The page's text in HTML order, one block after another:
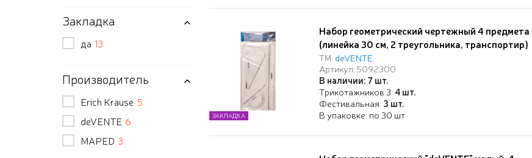
Закладка
да 13
Производитель
Erich Krause 5
deVENTE 6
MAPED 3
Набор геометрический чертежный 4 предмета
(линейка 30 см, 2 треугольника, транспортир)
прозрачный, в пластиковом блистере
ТМ: deVENTE
Артикул: 5092300
В наличии: 7 шт.
Трикотажников 3: 4 шт.
Фестивальная: 3 шт.
В упаковке: по 30 шт
ЗАКЛАДКА